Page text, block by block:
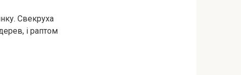
Свекруха
і раптом